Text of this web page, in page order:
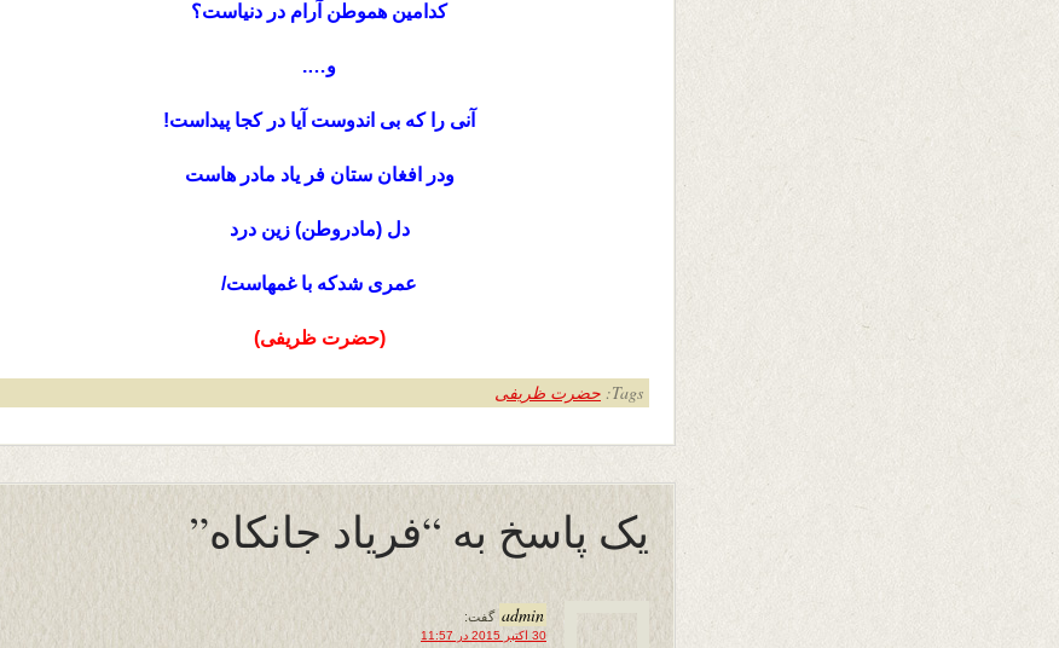
کدامین هموطن آرام در دنیاست؟
و….
آنی را که بی اندوست آیا در کجا پیداست!
ودر افغان ستان فر یاد مادر هاست
دل (مادروطن) زین درد
عمری شدکه با غمهاست/
(حضرت ظریفی)
Tags: حضرت ظریفی
یک پاسخ به “فریاد جانکاه”
admin گفت:
30 اکتبر 2015 در 11:57